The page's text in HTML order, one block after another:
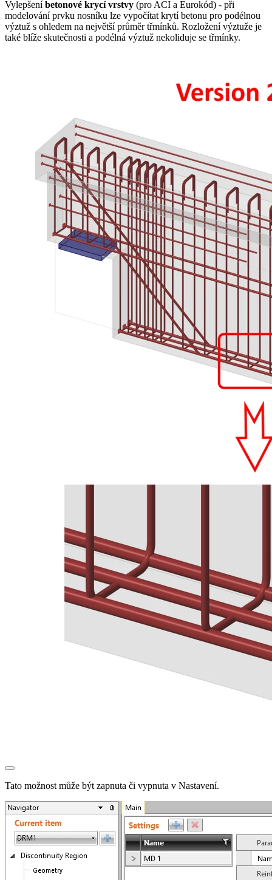
Vylepšeníbetonové krycí vrstvy (pro ACI a Eurokód) - při
modelování prvku nosníku lze vypočítat krytí betonu pro podélnou
výztuž s ohledem na největší průměr třmínků. Rozložení výztuže je
také blíže skutečnosti a podélná výztuž nekoliduje se třmínky.
Tato možnost může být zapnuta či vypnuta v Nastavení.